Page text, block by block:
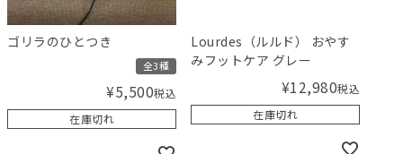
ゴリラのひとつき
全3種
¥5,500税込
在庫切れ
Lourdes（ルルド） おやす
みフットケア グレー
¥12,980税込
在庫切れ